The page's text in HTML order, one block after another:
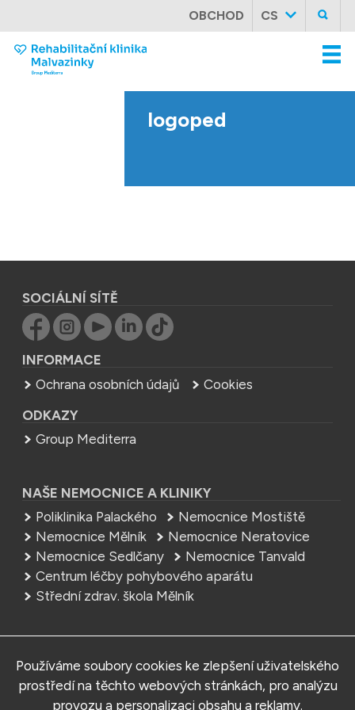
OBCHOD CS
logoped
SOCIÁLNÍ SÍTĚ
INFORMACE
Ochrana osobních údajů
Cookies
ODKAZY
Group Mediterra
NAŠE NEMOCNICE A KLINIKY
Poliklinika Palackého
Nemocnice Mostiště
Nemocnice Mělník
Nemocnice Neratovice
Nemocnice Sedlčany
Nemocnice Tanvald
Centrum léčby pohybového aparátu
Střední zdrav. škola Mělník
Rehabilitační klinika Malvazinky
U Malvazinky 177/7, 150 00 Praha 5
Používáme soubory cookies ke zlepšení uživatelského
prostředí na těchto webových stránkách, pro analýzu
provozu a personalizaci obsahu a reklamy.